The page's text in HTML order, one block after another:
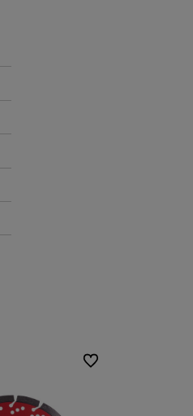
Do ulubionych
Do ulubionych